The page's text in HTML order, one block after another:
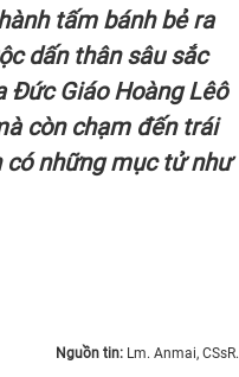
tấm bánh bẻ ra
dấn thân sâu sắc
Đức Giáo Hoàng Lêô
còn chạm đến trái
những mục tử như
Nguồn tin: Lm. Anmai, CSsR.